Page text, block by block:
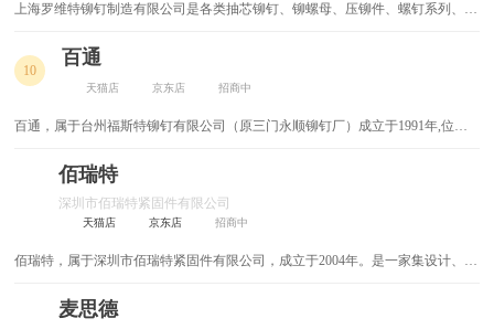
电锯 冲击钻
热熔胶枪
电锤
三角阀 建材
开关面板
上海罗维特铆钉制造有限公司是各类抽芯铆钉、铆螺母、压铆件、螺钉系列、台
进的整套铆钉生产设备和自动车床，采用国际先进标准生产的“Rivet”牌抽芯铆
钉、铆螺母和压铆件已达国际一流水平。《零缺陷、创名牌》是我公司的宗旨，
我们希望在平等互利、共同发展的基础上与国内外客户建立良好的合作关系。
10
百通
天猫店 京东店 招商中
百通，属于台州福斯特铆钉有限公司（原三门永顺铆钉厂）成立于1991年,位于
造,销售,加工为一体的生产销售型企业. 工厂专业生产各种铁,铜,铝及不锈钢铆钉
限位销，支撑销, 销轴等五金制品.
佰瑞特
深圳市佰瑞特紧固件有限公司
天猫店 京东店 招商中
佰瑞特，属于深圳市佰瑞特紧固件有限公司，成立于2004年。是一家集设计、开
专业生产、研发各种标准及非标准螺丝，兼营其它五金产品。我们的产品广销国
麦思德